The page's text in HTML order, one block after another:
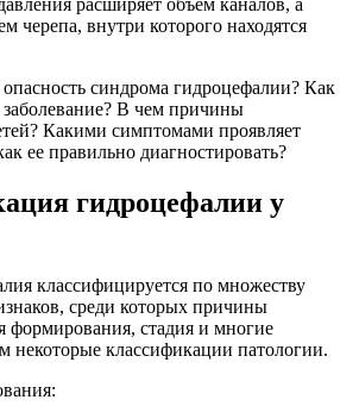
черепа, внутри которого находятся
опасность синдрома гидроцефалии? Как
заболевание? В чем причины
Какими симптомами проявляет
ее правильно диагностировать?
гидроцефалии у
классифицируется по множеству
среди которых причины
формирования, стадия и многие
некоторые классификации патологии.